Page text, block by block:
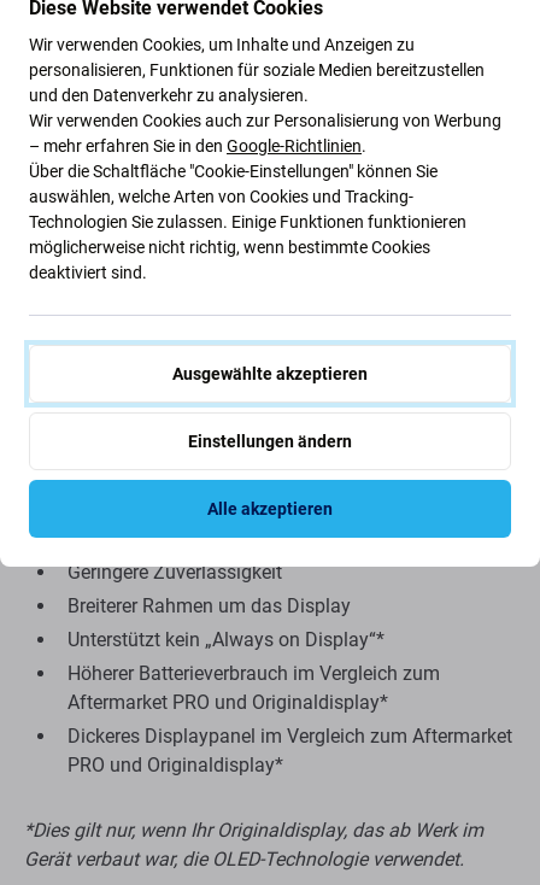
Weist Abweichungen in Funktionalität, Qualität oder
Aussehen auf.
Nachfolgend sind die Vor- und Nachteile im Vergleich
zum Original-Herstellerdisplay aufgeführt.
Vorteile:
Niedriger Preis
Mit LCD-Technologie
Nachteile:
Kleinere Anzeigefläche
Etwas höhere Unterkante
Echtes Schwarz kann nicht angezeigt werden
Reduzierte Helligkeit
Niedrigere Auflösung
Geringere Zuverlässigkeit
Breiterer Rahmen um das Display
Unterstützt kein „Always on Display“*
Höherer Batterieverbrauch im Vergleich zum
Aftermarket PRO und Originaldisplay*
Dickeres Displaypanel im Vergleich zum Aftermarket
PRO und Originaldisplay*
*Dies gilt nur, wenn Ihr Originaldisplay, das ab Werk im
Gerät verbaut war, die OLED-Technologie verwendet.
Diese Website verwendet Cookies
Wir verwenden Cookies, um Inhalte und Anzeigen zu
personalisieren, Funktionen für soziale Medien bereitzustellen
und den Datenverkehr zu analysieren.
Wir verwenden Cookies auch zur Personalisierung von Werbung
– mehr erfahren Sie in den Google-Richtlinien.
Über die Schaltfläche "Cookie-Einstellungen" können Sie
auswählen, welche Arten von Cookies und Tracking-
Technologien Sie zulassen. Einige Funktionen funktionieren
möglicherweise nicht richtig, wenn bestimmte Cookies
deaktiviert sind.
Ausgewählte akzeptieren
Einstellungen ändern
Alle akzeptieren